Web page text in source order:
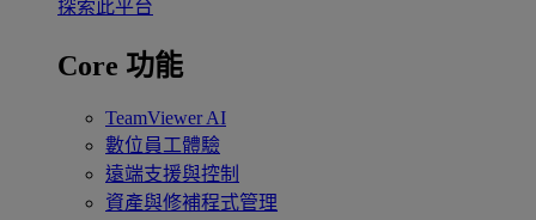
探索此平台
Core 功能
TeamViewer AI
數位員工體驗
遠端支援與控制
資產與修補程式管理